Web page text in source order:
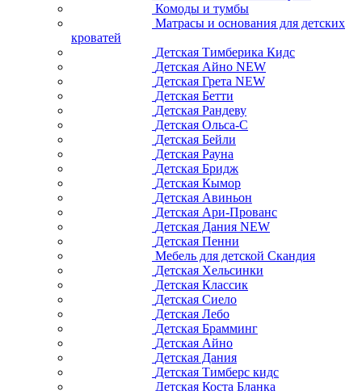
Комоды и тумбы
Матрасы и основания для детских
кроватей
Детская Тимберика Кидс
Детская Айно NEW
Детская Грета NEW
Детская Бетти
Детская Рандеву
Детская Ольса-С
Детская Бейли
Детская Рауна
Детская Бридж
Детская Кымор
Детская Авиньон
Детская Ари-Прованс
Детская Дания NEW
Детская Пенни
Мебель для детской Скандия
Детская Хельсинки
Детская Классик
Детская Сиело
Детская Лебо
Детская Брамминг
Детская Айно
Детская Дания
Детская Тимберс кидс
Детская Коста Бланка